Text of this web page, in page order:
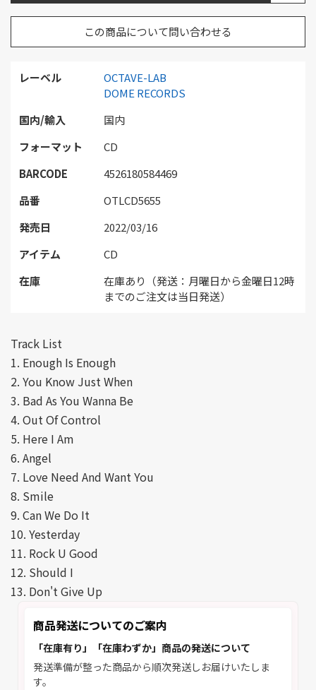
レーベル
OCTAVE-LAB
DOME RECORDS
国内/輸入
国内
フォーマット
CD
BARCODE
4526180584469
品番
OTLCD5655
発売日
2022/03/16
アイテム
CD
在庫
在庫あり（発送：月曜日から金曜日12時
までのご注文は当日発送）
この商品について問い合わせる
Track List
1. Enough Is Enough
2. You Know Just When
3. Bad As You Wanna Be
4. Out Of Control
5. Here I Am
6. Angel
7. Love Need And Want You
8. Smile
9. Can We Do It
10. Yesterday
11. Rock U Good
12. Should I
13. Don't Give Up
商品発送についてのご案内
「在庫有り」「在庫わずか」商品の発送について
発送準備が整った商品から順次発送しお届けいたしま
す。